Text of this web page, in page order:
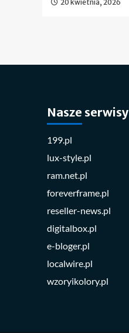
20 kwietnia, 2026
Nasze serwisy
199.pl
lux-style.pl
ram.net.pl
foreverframe.pl
reseller-news.pl
digitalbox.pl
e-bloger.pl
localwire.pl
wzoryikolory.pl